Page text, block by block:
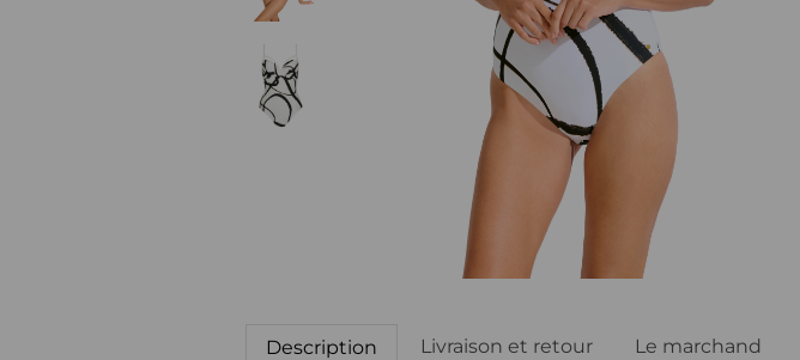
Description Livraison et retour Le marchand